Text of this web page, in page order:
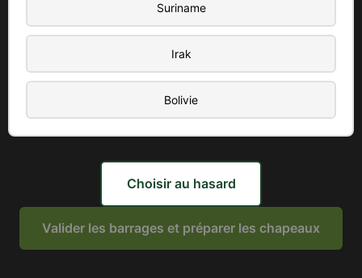
Suriname
Irak
Bolivie
Choisir au hasard
Valider les barrages et préparer les chapeaux